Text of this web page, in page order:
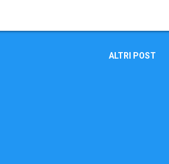
ALTRI POST